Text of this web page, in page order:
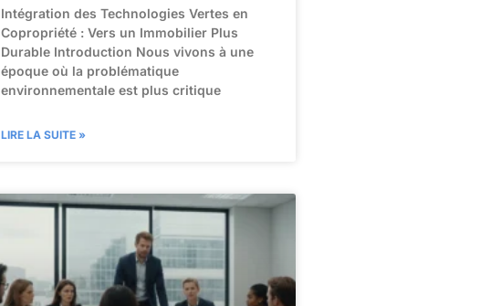
Intégration des Technologies Vertes en
Copropriété : Vers un Immobilier Plus
Durable Introduction Nous vivons à une
époque où la problématique
environnementale est plus critique
LIRE LA SUITE »